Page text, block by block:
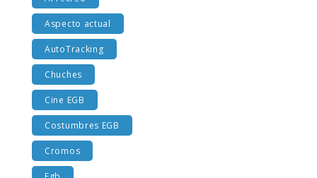
Al recreo
Aspecto actual
AutoTracking
Chuches
Cine EGB
Costumbres EGB
Cromos